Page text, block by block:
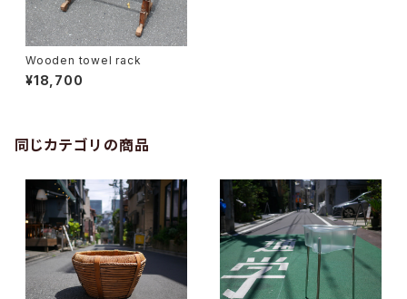
Wooden towel rack
¥18,700
同じカテゴリの商品